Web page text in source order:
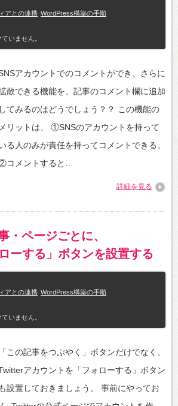
アとの連携 WordPress構築の手順
いません。
アカウントでのコメントができ、さらに
散できる機能を、記事のコメント欄に追加
してみるのはどうでしょう？？ この機能の
メリットは、 ①SNSのアカウントを持って
る人のみが責任を持ってコメントできる。
コメントすると…
詳細を見る
・ページごとに、
ーする」ボタンを設置する
アとの連携 WordPress構築の手順
いません。
「この記事をつぶやく」ボタンだけでなく、
アカウントを「フォローする」ボタン
も設置しておきましょう。 事前にやってお